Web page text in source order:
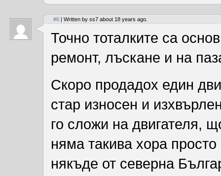
#6 | Written by ss7 about 18 years ago.
Точно тоталките са
ремонт, лъскане и на
Скоро продадох един
стар износен и
го сложи на двигателя,
няма такива хора
някъде от северна